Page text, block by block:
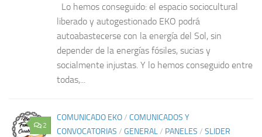
Lo hemos conseguido: el espacio sociocultural
liberado y autogestionado EKO podrá
autoabastecerse con la energía del Sol, sin
depender de la energías fósiles, sucias y
socialmente injustas. Y lo hemos conseguido entre
todas,...
2
COMUNICADO EKO/ COMUNICADOS Y
CONVOCATORIAS / GENERAL/ PANELES / SLIDER